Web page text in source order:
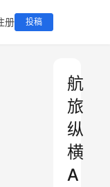
册 投稿
航
旅
纵
横
A